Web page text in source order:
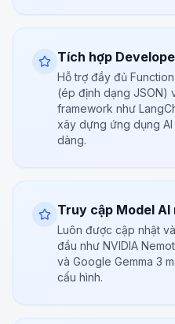
Tích hợp
Hỗ trợ đầy đủ
(ép định dạng JSON)
framework như
xây dựng ứng dụng
dàng.
Truy cập Model AI
Luôn được cập nhật
đầu như NVIDIA
và Google Gemma 3
cấu hình.